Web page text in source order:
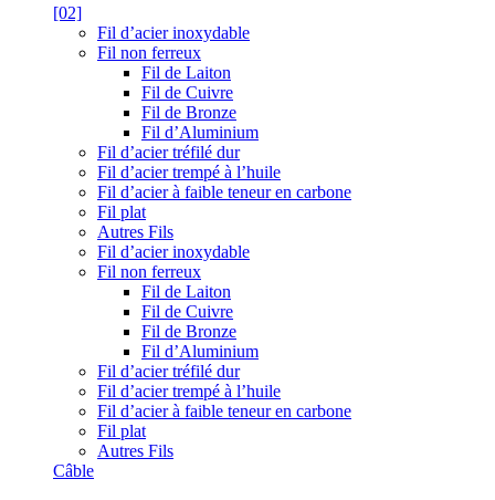
[02]
Fil d’acier inoxydable
Fil non ferreux
Fil de Laiton
Fil de Cuivre
Fil de Bronze
Fil d’Aluminium
Fil d’acier tréfilé dur
Fil d’acier trempé à l’huile
Fil d’acier à faible teneur en carbone
Fil plat
Autres Fils
Fil d’acier inoxydable
Fil non ferreux
Fil de Laiton
Fil de Cuivre
Fil de Bronze
Fil d’Aluminium
Fil d’acier tréfilé dur
Fil d’acier trempé à l’huile
Fil d’acier à faible teneur en carbone
Fil plat
Autres Fils
Câble